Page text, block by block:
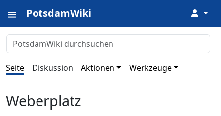
PotsdamWiki ↓
Seite Diskussion Aktionen Werkzeuge
Weberplatz